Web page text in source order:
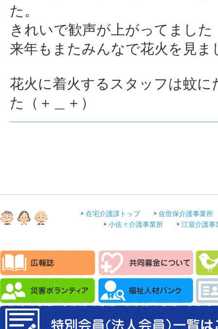
た。
きれいで歓声が上がってました
来年もまたみんなで花火を見ま
花火に着火するスタッフは蚊
た（＋＿＋）
在宅介護課トップ
佐世保介護事業所
小佐々介護事業所
江迎介護事